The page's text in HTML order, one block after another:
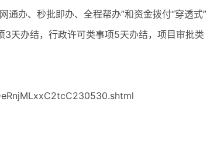
通办、秒批即办、全程帮办”和资金拨付“穿透式”
天办结，行政许可类事项5天办结，项目审批类